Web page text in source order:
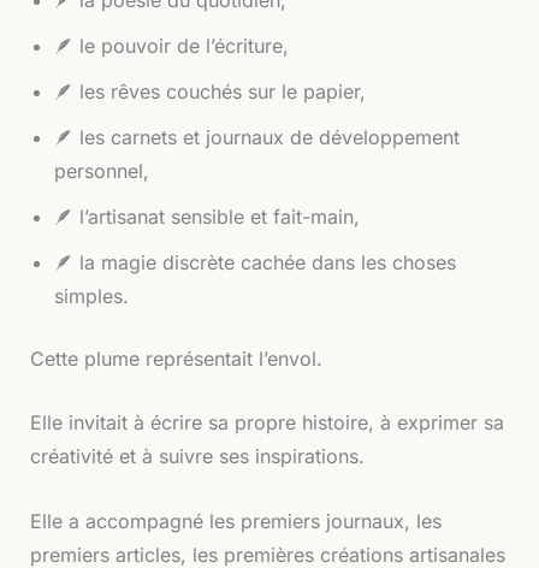
🪶 le pouvoir de l’écriture,
🪶 les rêves couchés sur le papier,
🪶 les carnets et journaux de développement
personnel,
🪶 l’artisanat sensible et fait-main,
🪶 la magie discrète cachée dans les choses
simples.
Cette plume représentait l’envol.
Elle invitait à écrire sa propre histoire, à exprimer sa
créativité et à suivre ses inspirations.
Elle a accompagné les premiers journaux, les
premiers articles, les premières créations artisanales